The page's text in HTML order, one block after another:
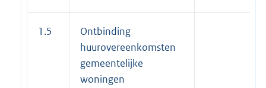
1.5
Ontbinding
huurovereenkomsten
gemeentelijke
woningen